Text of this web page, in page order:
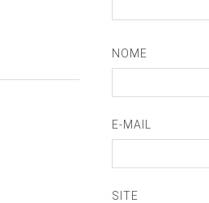
NOME
E-MAIL
SITE